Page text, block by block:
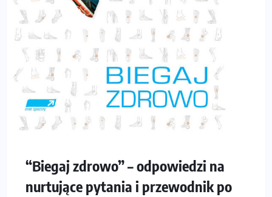
“Biegaj zdrowo” – odpowiedzi na
nurtujące pytania i przewodnik po